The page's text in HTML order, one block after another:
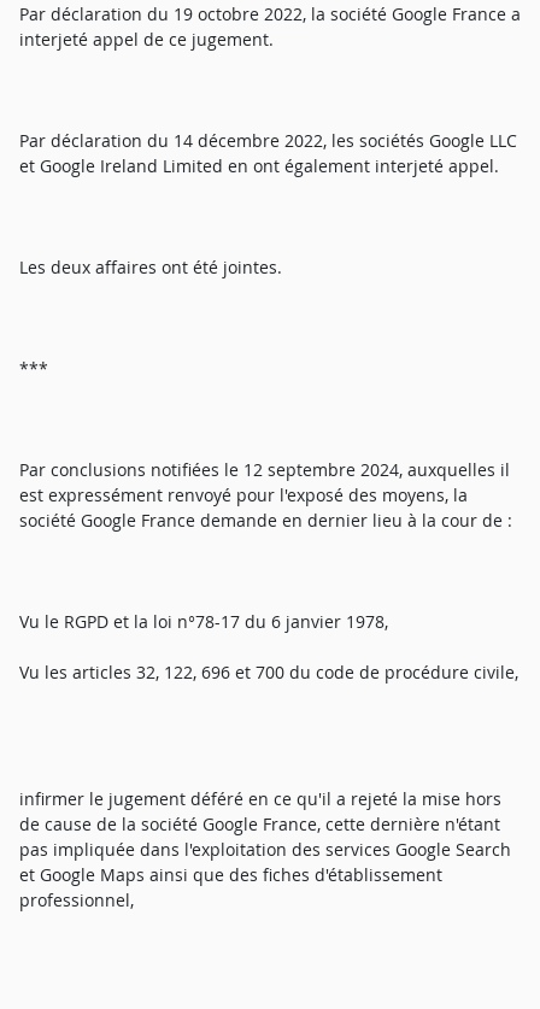
Par déclaration du 19 octobre 2022, la société Google France a
interjeté appel de ce jugement.
Par déclaration du 14 décembre 2022, les sociétés Google LLC
et Google Ireland Limited en ont également interjeté appel.
Les deux affaires ont été jointes.
***
Par conclusions notifiées le 12 septembre 2024, auxquelles il
est expressément renvoyé pour l'exposé des moyens, la
société Google France demande en dernier lieu à la cour de :
Vu le RGPD et la loi n°78-17 du 6 janvier 1978,
Vu les articles 32, 122, 696 et 700 du code de procédure civile,
infirmer le jugement déféré en ce qu'il a rejeté la mise hors
de cause de la société Google France, cette dernière n'étant
pas impliquée dans l'exploitation des services Google Search
et Google Maps ainsi que des fiches d'établissement
professionnel,